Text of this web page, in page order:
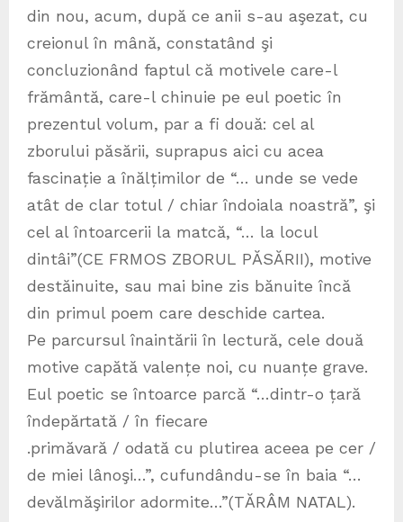
din nou, acum, după ce anii s-au aşezat, cu
creionul în mână, constatând şi
concluzionând faptul că motivele care-l
frământă, care-l chinuie pe eul poetic în
prezentul volum, par a fi două: cel al
zborului păsării, suprapus aici cu acea
fascinație a înălțimilor de “… unde se vede
atât de clar totul / chiar îndoiala noastră”, şi
cel al întoarcerii la matcă, “… la locul
dintâi”(CE FRMOS ZBORUL PĂSĂRII), motive
destăinuite, sau mai bine zis bănuite încă
din primul poem care deschide cartea.
Pe parcursul înaintării în lectură, cele două
motive capătă valențe noi, cu nuanțe grave.
Eul poetic se întoarce parcă “…dintr-o țară
îndepărtată / în fiecare
.primăvară / odată cu plutirea aceea pe cer /
de miei lânoşi…”, cufundându-se în baia “…
devălmăşirilor adormite…”(TĂRÂM NATAL).